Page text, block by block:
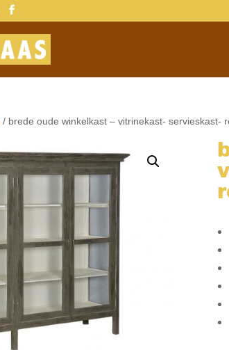
/ brede oude winkelkast – vitrinekast- servieskast-